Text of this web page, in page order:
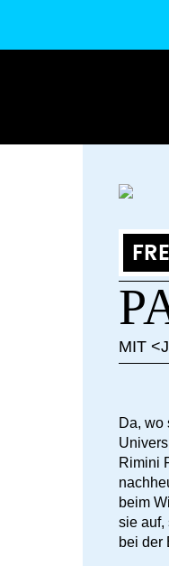
MIT
Da, wo
Rimini
beim
sie auf,
bei der